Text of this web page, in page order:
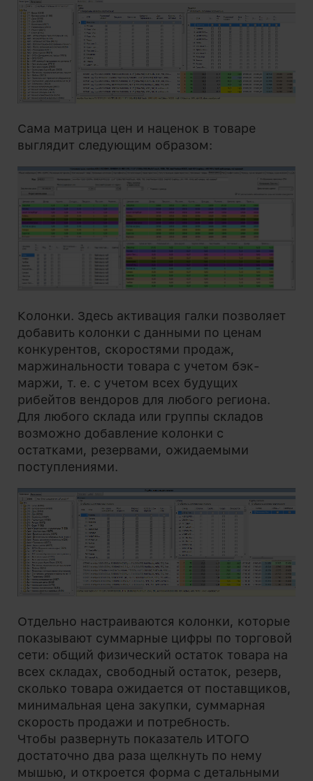
Сама матрица цен и наценок в товаре
выглядит следующим образом:
Колонки. Здесь активация галки позволяет
добавить колонки с данными по ценам
конкурентов, скоростями продаж,
маржинальности товара с учетом бэк-
маржи, т. е. с учетом всех будущих
рибейтов вендоров для любого региона.
Для любого склада или группы складов
возможно добавление колонки с
остатками, резервами, ожидаемыми
поступлениями.
Отдельно настраиваются колонки, которые
показывают суммарные цифры по торговой
сети: общий физический остаток товара на
всех складах, свободный остаток, резерв,
сколько товара ожидается от поставщиков,
минимальная цена закупки, суммарная
скорость продажи и потребность.
Чтобы развернуть показатель ИТОГО
достаточно два раза щелкнуть по нему
мышью, и откроется форма с детальными